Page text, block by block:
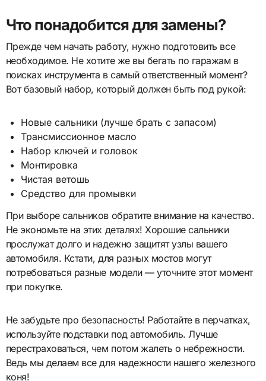
Что понадобится для замены?
Прежде чем начать работу, нужно подготовить все
необходимое. Не хотите же вы бегать по гаражам в
поисках инструмента в самый ответственный момент?
Вот базовый набор, который должен быть под рукой:
Новые сальники (лучше брать с запасом)
Трансмиссионное масло
Набор ключей и головок
Монтировка
Чистая ветошь
Средство для промывки
При выборе сальников обратите внимание на качество.
Не экономьте на этих деталях! Хорошие сальники
прослужат долго и надежно защитят узлы вашего
автомобиля. Кстати, для разных мостов могут
потребоваться разные модели — уточните этот момент
при покупке.
Не забудьте про безопасность! Работайте в перчатках,
используйте подставки под автомобиль. Лучше
перестраховаться, чем потом жалеть о небрежности.
Ведь мы делаем все для надежности нашего железного
коня!